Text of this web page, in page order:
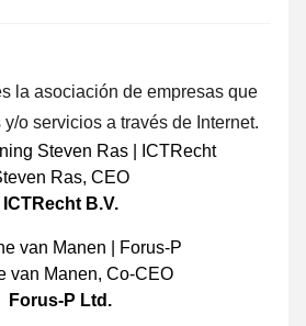
la asociación de empresas que
o servicios a través de Internet.
Ras, CEO
ICTRecht B.V.
van Manen, Co-CEO
Forus-P Ltd.